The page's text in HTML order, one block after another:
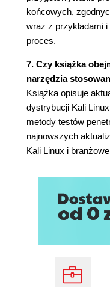
systemów
Ataki typu
WebSlayer
Łamanie haseł
John the
Ataki typu man-
SSLStrip
Podsumowanie
Rozdział 4. Ataki
(147)
Inżynieria
Pakiet SET -
Skanowanie
końcowych,
wraz z przykładami
proces.
7. Czy książka
narzędzia
Książka opisuje
dystrybucji Kali
metody testów
najnowszych
Kali Linux i